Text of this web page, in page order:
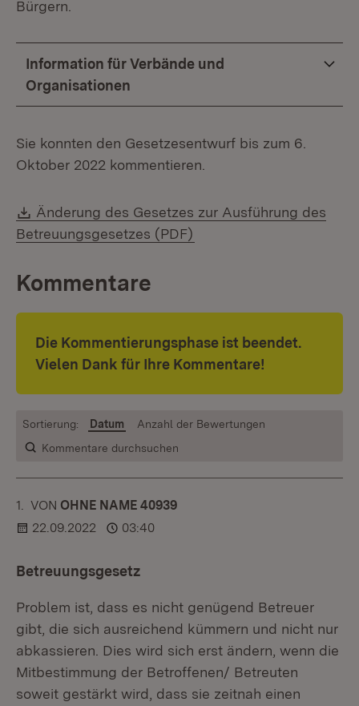
Bürgern.
Information für Verbände und
Organisationen
Sie konnten den Gesetzesentwurf bis zum 6.
Oktober 2022 kommentieren.
Download:
Änderung des Gesetzes zur Ausführung des
Betreuungsgesetzes (PDF)
Kommentare
Die Kommentierungsphase ist beendet.
Vielen Dank für Ihre Kommentare!
Kommentare durchsuchen
Sortierung: Datum Anzahl der Bewertungen
1. KOMMENTAR
VON :OHNE NAME 40939
22.09.2022
03:40
Betreuungsgesetz
Problem ist, dass es nicht genügend Betreuer
gibt, die sich ausreichend kümmern und nicht nur
abkassieren. Dies wird sich erst ändern, wenn die
Mitbestimmung der Betroffenen/ Betreuten
soweit gestärkt wird, dass sie zeitnah einen